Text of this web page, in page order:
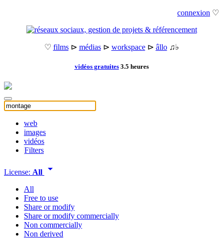
connexion ♡
♡ films⊳ médias⊳ workspace⊳ âllo♫♭
vidéos gratuites3.5 heures
web
images
vidéos
Filters
License: All arrow_drop_down
All
Free to use
Share or modify
Share or modify commercially
Non commercially
Non derived